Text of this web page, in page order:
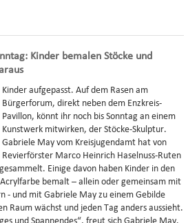
Kinder bemalen Stöcke und
Kinder aufgepasst. Auf dem Rasen am
Bürgerforum, direkt neben dem Enzkreis-
Pavillon, könnt ihr noch bis Sonntag an einem
Kunstwerk mitwirken, der Stöcke-Skulptur.
Gabriele May vom Kreisjugendamt hat von
Revierförster Marco Heinrich Haselnuss-Ruten
Einige davon haben Kinder in den
bemalt – allein oder gemeinsam mit
- und mit Gabriele May zu einem Gebilde
Raum wächst und jeden Tag anders aussieht.